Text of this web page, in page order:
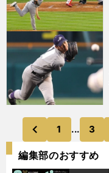
前
1 ... 3
編集部のおすすめ